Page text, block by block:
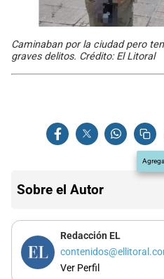
Caminaban por la ciudad pero
graves delitos. Crédito: El Litoral
Sobre el Autor
Redacción EL
Ver Perfil